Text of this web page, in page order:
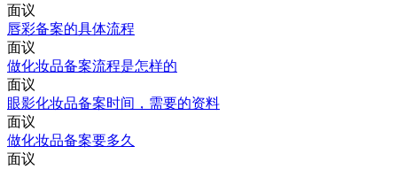
面议
唇彩备案的具体流程
面议
做化妆品备案流程是怎样的
面议
眼影化妆品备案时间，需要的资料
面议
做化妆品备案要多久
面议